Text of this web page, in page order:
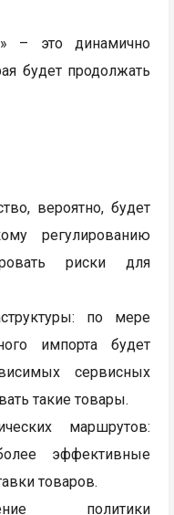
– это динамично
будет продолжать
вероятно, будет
регулированию
риски для
по мере
импорта будет
сервисных
такие товары.
маршрутов:
эффективные
товаров.
политики